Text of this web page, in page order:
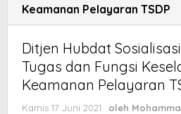
Keamanan Pelayaran TSDP
Ditjen Hubdat
Tugas dan Fungsi
Keamanan Pelayaran
Kamis 17 Juni 2021 oleh